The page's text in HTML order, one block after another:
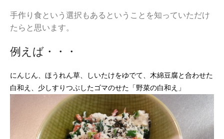
手作り食という選択もあるということを知っていただけ
たらと思います。
例えば・・・
にんじん、ほうれん草、しいたけをゆでて、 木綿豆腐と合わせた
白和え、少しすりつぶしたゴマのせた「野菜の白和え」